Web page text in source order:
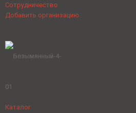
Сотрудничество
Добавить организацию
Каталог